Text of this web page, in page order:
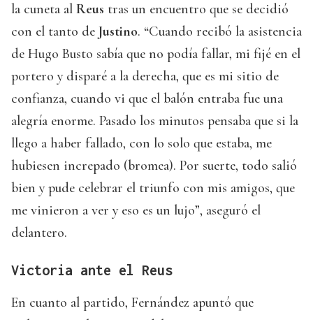
la cuneta al Reus tras un encuentro que se decidió
con el tanto de Justino. “Cuando recibó la asistencia
de Hugo Busto sabía que no podía fallar, mi fijé en el
portero y disparé a la derecha, que es mi sitio de
confianza, cuando vi que el balón entraba fue una
alegría enorme. Pasado los minutos pensaba que si la
llego a haber fallado, con lo solo que estaba, me
hubiesen increpado (bromea). Por suerte, todo salió
bien y pude celebrar el triunfo con mis amigos, que
me vinieron a ver y eso es un lujo”, aseguró el
delantero.
Victoria ante el Reus
En cuanto al partido, Fernández apuntó que